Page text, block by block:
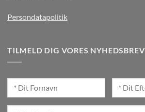
Persondatapolitik
TILMELD DIG VORES NYHEDSBREV